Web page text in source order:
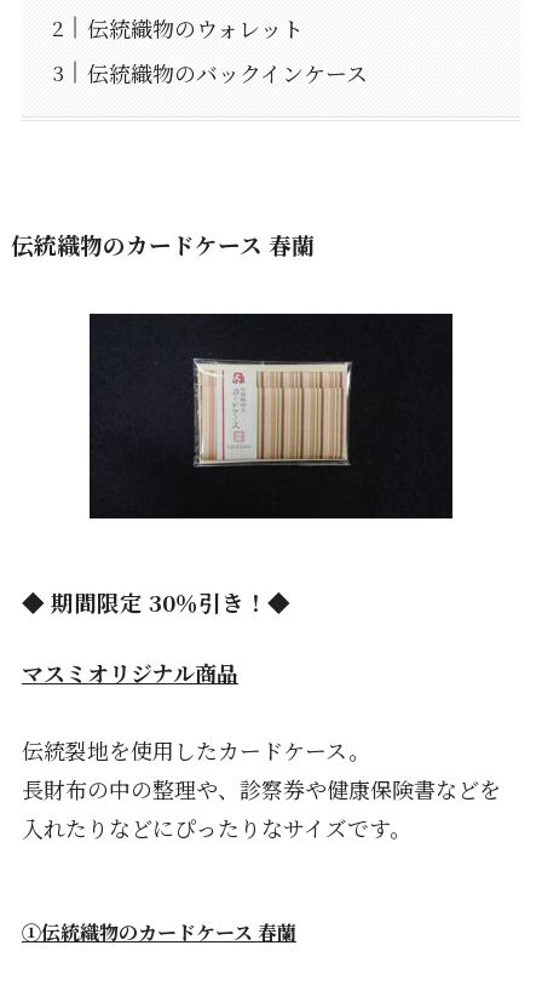
伝統織物のウォレット
伝統織物のバックインケース
伝統織物のカードケース 春蘭
◆ 期間限定 30％引き！◆
マスミオリジナル商品
伝統裂地を使用したカードケース。
長財布の中の整理や、診察券や健康保険書などを
入れたりなどにぴったりなサイズです。
①伝統織物のカードケース 春蘭